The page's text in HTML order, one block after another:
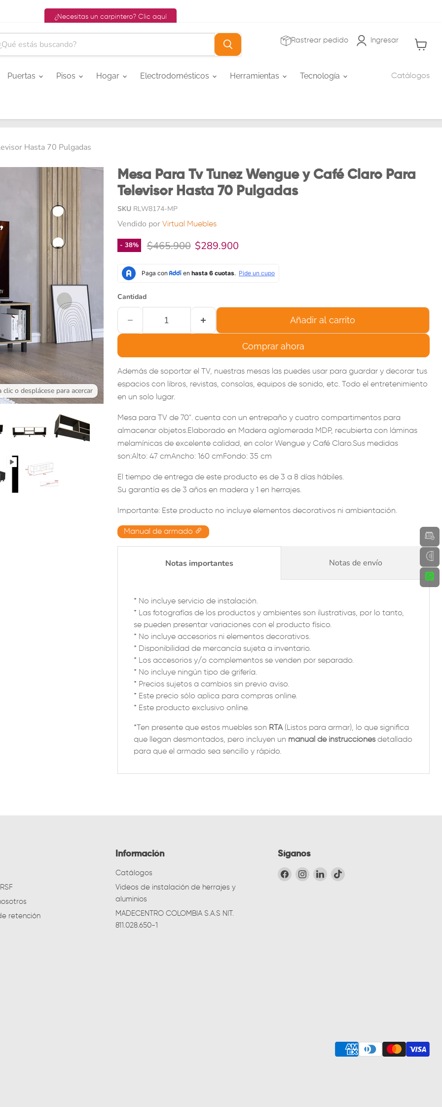
¿Necesitas un carpintero? Clic aquí
Rastrear pedido Ingresar
Puertas Pisos Hogar Electrodomésticos Herramientas Tecnología Catálogos
Hasta 70 Pulgadas
clic o desplácese para acercar
Mesa Para Tv Tunez Wengue y Café Claro Para
Televisor Hasta 70 Pulgadas
SKU RLW8174-MP
Vendido por Virtual Muebles
- 38% Precio original
$465.900 Precio actual
$289.900
Cantidad
Añadir al carrito
Comprar ahora
Además de soportar el TV, nuestras mesas las puedes usar para guardar y decorar tus
espacios con libros, revistas, consolas, equipos de sonido, etc. Todo el entretenimiento
en un solo lugar.
Mesa para TV de 70". cuenta con un entrepaño y cuatro compartimentos para
almacenar objetos.Elaborado en Madera aglomerada MDP, recubierta con láminas
melamínicas de excelente calidad, en color Wengue y Café Claro.Sus medidas
son:Alto: 47 cmAncho: 160 cmFondo: 35 cm
El tiempo de entrega de este producto es de 3 a 8 días hábiles.
Su garantía es de 3 años en madera y 1 en herrajes.
Importante: Este producto no incluye elementos decorativos ni ambientación.
Manual de armado
Notas importantes
* No incluye servicio de instalación.
* Las fotografías de los productos y ambientes son ilustrativas, por lo tanto,
se pueden presentar variaciones con el producto físico.
* No incluye accesorios ni elementos decorativos.
* Disponibilidad de mercancía sujeta a inventario.
* Los accesorios y/o complementos se venden por separado.
* No incluye ningún tipo de grifería.
* Precios sujetos a cambios sin previo aviso.
* Este precio sólo aplica para compras online.
* Este producto exclusivo online.
*Ten presente que estos muebles son RTA(Listos para armar), lo que significa
que llegan desmontados, pero incluyen un manual de instruccionesdetallado
para que el armado sea sencillo y rápido.
Notas de envío
retención
Información
Catálogos
Videos de instalación de herrajes y
aluminios
MADECENTRO COLOMBIA S.A.S NIT.
811.028.650-1
Síganos
Encuéntrenos en Facebook
Encuéntrenos en Instagram
Encuéntrenos en LinkedIn
Encuéntrenos en TikTok